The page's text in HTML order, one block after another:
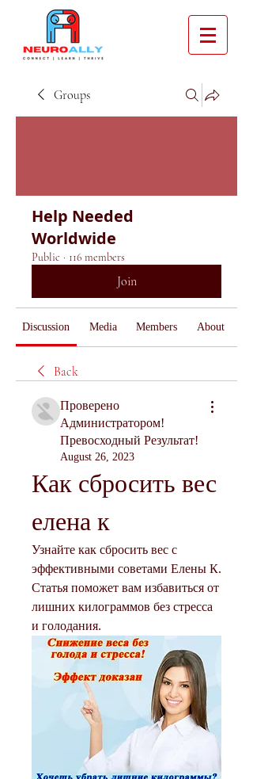
Groups
Help Needed
Worldwide
Public · 116 members
Join
Discussion Media Members About
Back
Проверено
Администратором!
Превосходный Результат!
August 26, 2023
Как сбросить вес
елена к
Узнайте как сбросить вес с
эффективными советами Елены К.
Статья поможет вам избавиться от
лишних килограммов без стресса
и голодания.